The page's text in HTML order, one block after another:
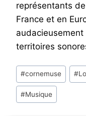
représentants
France et en
audacieusement
territoires
Post
Tags:
#cornemuse #
#Musique